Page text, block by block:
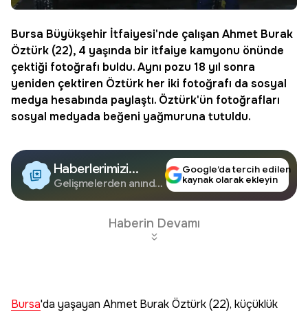
Bursa Büyükşehir İtfaiyesi'nde çalışan Ahmet Burak
Öztürk (22), 4 yaşında bir itfaiye kamyonu önünde
çektiği fotoğrafı buldu. Aynı pozu 18 yıl sonra
yeniden çektiren Öztürk her iki fotoğrafı da sosyal
medya hesabında paylaştı. Öztürk'ün fotoğrafları
sosyal medyada beğeni yağmuruna tutuldu.
Haberlerimizi
Google'da Takip
Edin
Gelişmelerden anında
Google’da tercih edilen
kaynak olarak ekleyin
Haberin Devamı
Bursa'da yaşayan Ahmet Burak Öztürk (22), küçüklük